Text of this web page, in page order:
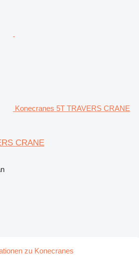
Konecranes 5T TRAVERS CRANE
CRANE
zu Konecranes